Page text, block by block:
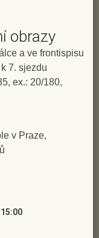
obrazy
a ve frontispisu
7. sjezdu
ex.: 20/180,
v Praze,